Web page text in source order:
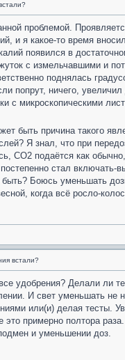
проблемой.
и я какое-то время
появился в
с измельчавшими и
поднялась
попрут, ничего,
с микроскопическими
быть причина такого
Я знал, что при
СО2 подаётся как
стал включать-
Боюсь уменьшать
когда всё росло-
встали?
удобрения? Делали ли
И свет уменьшать не
или(и) делая тесты.
это примерно полтора
и уменьшении доз.